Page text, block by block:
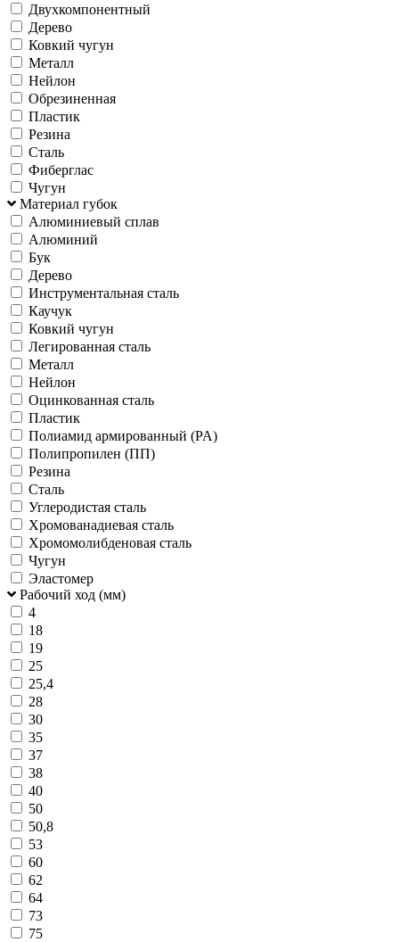
Двухкомпонентный
Дерево
Ковкий чугун
Металл
Нейлон
Обрезиненная
Пластик
Резина
Сталь
Фиберглас
Чугун
Материал губок
Алюминиевый сплав
Алюминий
Бук
Дерево
Инструментальная сталь
Каучук
Ковкий чугун
Легированная сталь
Металл
Нейлон
Оцинкованная сталь
Пластик
Полиамид армированный (PA)
Полипропилен (ПП)
Резина
Сталь
Углеродистая сталь
Хромованадиевая сталь
Хромомолибденовая сталь
Чугун
Эластомер
Рабочий ход (мм)
4
18
19
25
25,4
28
30
35
37
38
40
50
50,8
53
60
62
64
73
75